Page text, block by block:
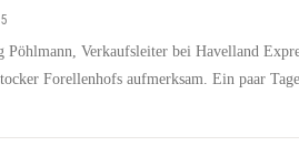
Pöhlmann, Verkaufsleiter bei Havelland
Forellenhofs aufmerksam. Ein paar Tage